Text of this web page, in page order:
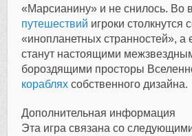
«Марсианину» и не снилось. Во
путешествий игроки столкнутся
«инопланетных странностей», а
станут настоящими
бороздящими просторы
кораблях собственного дизайна.
Дополнительная информация
Эта игра связана со